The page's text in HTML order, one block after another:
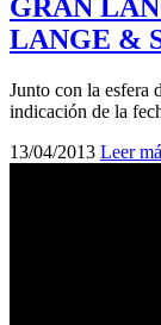
GRAN
LANGE &
Junto con la esfera
indicación de la
13/04/2013 Leer